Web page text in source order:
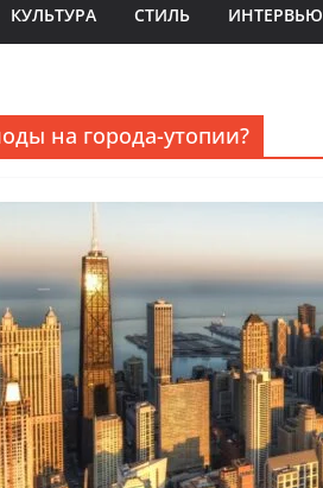
КУЛЬТУРА СТИЛЬ ИНТЕРВЬЮ
на города-утопии?